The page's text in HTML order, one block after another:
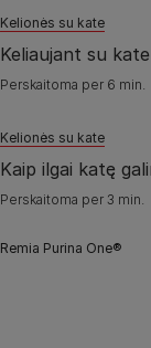
Kelionės su kate
Keliaujant su kate
Perskaitoma per 6 min.
Kelionės su kate
Kaip ilgai katę
Perskaitoma per 3 min.
Remia Purina One®